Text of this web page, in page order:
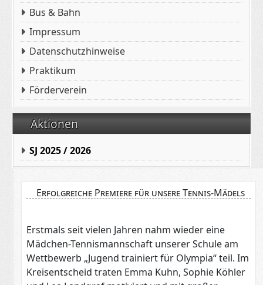
Bus & Bahn
Impressum
Datenschutzhinweise
Praktikum
Förderverein
Aktionen
SJ 2025 / 2026
Erfolgreiche Premiere für unsere Tennis-Mädels
Erstmals seit vielen Jahren nahm wieder eine
Mädchen-Tennismannschaft unserer Schule am
Wettbewerb „Jugend trainiert für Olympia“ teil. Im
Kreisentscheid traten Emma Kuhn, Sophie Köhler